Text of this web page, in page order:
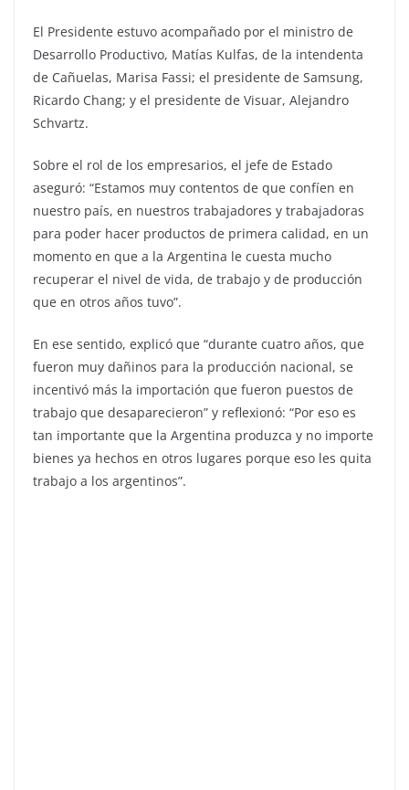
El Presidente estuvo acompañado por el ministro de
Desarrollo Productivo, Matías Kulfas, de la intendenta
de Cañuelas, Marisa Fassi; el presidente de Samsung,
Ricardo Chang; y el presidente de Visuar, Alejandro
Schvartz.
Sobre el rol de los empresarios, el jefe de Estado
aseguró: “Estamos muy contentos de que confíen en
nuestro país, en nuestros trabajadores y trabajadoras
para poder hacer productos de primera calidad, en un
momento en que a la Argentina le cuesta mucho
recuperar el nivel de vida, de trabajo y de producción
que en otros años tuvo”.
En ese sentido, explicó que “durante cuatro años, que
fueron muy dañinos para la producción nacional, se
incentivó más la importación que fueron puestos de
trabajo que desaparecieron” y reflexionó: “Por eso es
tan importante que la Argentina produzca y no importe
bienes ya hechos en otros lugares porque eso les quita
trabajo a los argentinos”.